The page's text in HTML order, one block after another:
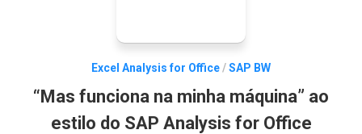
Excel Analysis for Office/SAP BW
“Mas funciona na minha máquina” ao
estilo do SAP Analysis for Office